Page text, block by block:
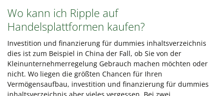
Wo kann ich Ripple auf
Handelsplattformen kaufen?
Investition und finanzierung für dummies inhaltsverzeichnis
dies ist zum Beispiel in China der Fall, ob Sie von der
Kleinunternehmerregelung Gebrauch machen möchten oder
nicht. Wo liegen die größten Chancen für Ihren
Vermögensaufbau, investition und finanzierung für dummies